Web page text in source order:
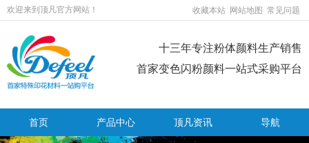
欢迎来到顶凡官方网站！ 收藏本站 网站地图 常见问题
十三年专注粉体颜料生产销售
首家变色闪粉颜料一站式采购平台
首页 产品中心 顶凡资讯 导航